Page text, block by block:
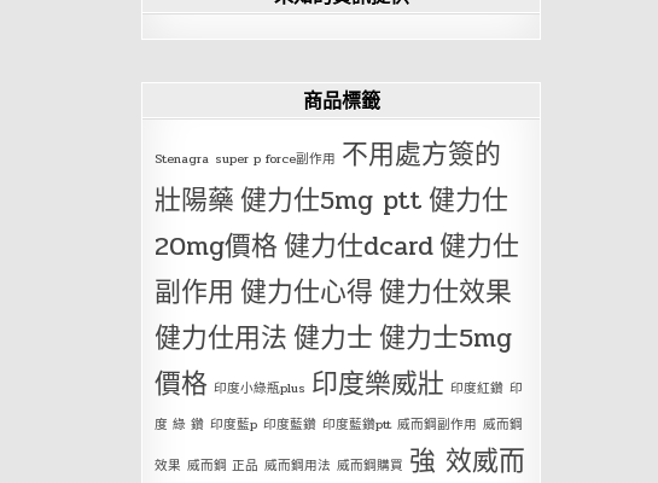
商品標籤
Stenagra super p force副作用 不用處方簽的
壯陽藥健力仕5mg ptt健力仕
20mg價格健力仕dcard健力仕
副作用 健力仕心得健力仕效果
健力仕用法健力士健力士5mg
價格 印度小綠瓶plus 印度樂威壯 印度紅鑽 印
度 綠 鑽 印度藍p 印度藍鑽 印度藍鑽ptt 威而鋼副作用 威而鋼
效果 威而鋼 正品 威而鋼用法 威而鋼購買 強 效威而